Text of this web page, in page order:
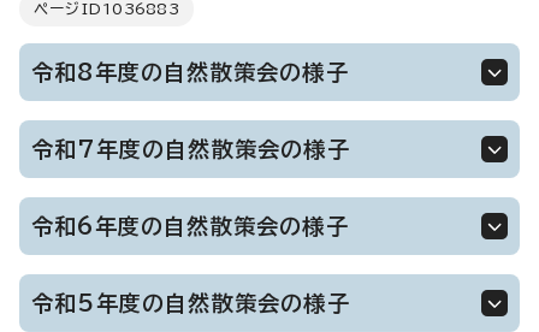
ページID 1036883
令和8年度の自然散策会の様子
令和7年度の自然散策会の様子
令和6年度の自然散策会の様子
令和5年度の自然散策会の様子